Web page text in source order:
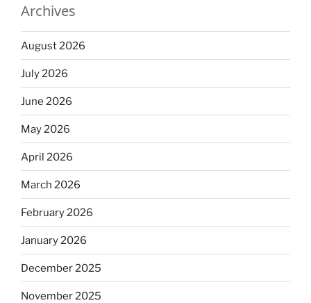
Archives
August 2026
July 2026
June 2026
May 2026
April 2026
March 2026
February 2026
January 2026
December 2025
November 2025